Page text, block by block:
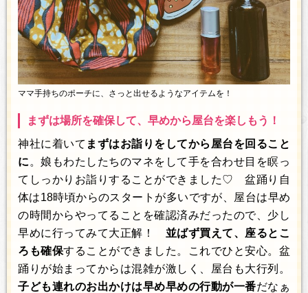
ママ手持ちのポーチに、さっと出せるようなアイテムを！
まずは場所を確保して、早めから屋台を楽しもう！
神社に着いて まずはお詣りをしてから屋台を回ること
に 。娘もわたしたちのマネをして手を合わせ目を瞑っ
てしっかりお詣りすることができました♡ 盆踊り自
体は18時頃からのスタートが多いですが、屋台は早め
の時間からやってることを確認済みだったので、少し
早めに行ってみて大正解！ 並ばず買えて、座るとこ
ろも確保することができました。これでひと安心。盆
踊りが始まってからは混雑が激しく、屋台も大行列。
子ども連れのお出かけは早め早めの行動が一番だなぁ